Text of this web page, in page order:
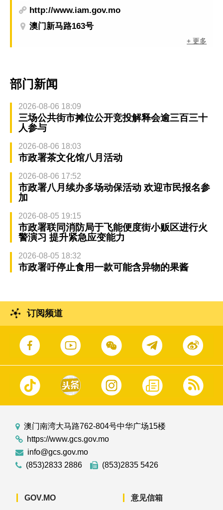
http://www.iam.gov.mo
澳门新马路163号
+ 更多
部门新闻
2026-08-06 18:09
三场公共街市摊位公开竞投解释会逾三百三十
人参与
2026-08-06 18:03
市政署茶文化馆八月活动
2026-08-06 17:52
市政署八月续办多场动保活动 欢迎市民报名参
加
2026-08-05 19:15
市政署联同消防局于飞能便度街小贩区进行火
警演习 提升紧急应变能力
2026-08-05 18:32
市政署吁停止食用一款可能含异物的果酱
订阅频道
澳门南湾大马路762-804号中华广场15楼
https://www.gcs.gov.mo
info@gcs.gov.mo
(853)2833 2886
(853)2835 5426
GOV.MO 意见信箱